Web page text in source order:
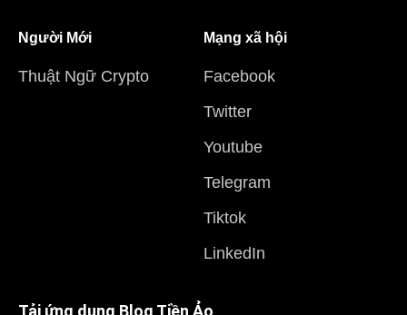
Người Mới
Thuật Ngữ Crypto
Mạng xã hội
Facebook
Twitter
Youtube
Telegram
Tiktok
LinkedIn
Tải ứng dụng Blog Tiền Ảo